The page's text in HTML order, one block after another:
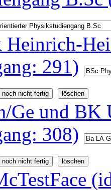
Heinrich-
291)
Ge und BK
308)